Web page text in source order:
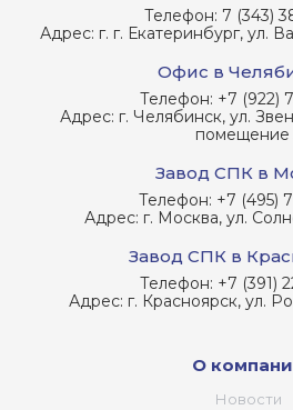
Телефон: 7 (343)
Адрес: г. г. Екатеринбург, ул.
Офис в
Телефон: +7 (922)
Адрес: г. Челябинск, ул.
помещение
Завод СПК в
Телефон: +7 (495)
Адрес: г. Москва, ул.
Завод СПК в
Телефон: +7 (391)
Адрес: г. Красноярск, ул.
О
Новости